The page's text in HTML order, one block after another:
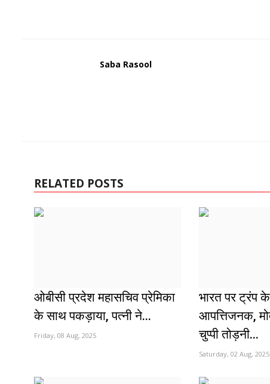
Saba Rasool
RELATED POSTS
ओबीसी प्रदेश महासचिव प्रेमिका
के साथ पकड़ाया, पत्नी ने...
Friday, 08 Aug, 2025
भारत पर ट्रंप
आपत्तिजनक,
चुप्पी तोड़नी...
Saturday, 02 Aug, 2025